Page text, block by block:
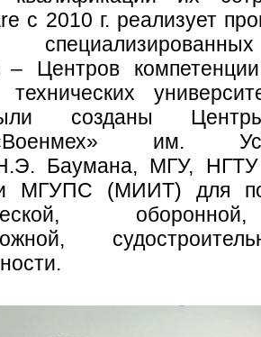
с 2010 г. реализует
– Центров
технических
созданы
им.
Баумана, МГУ, НГТУ
МГУПС (МИИТ) для